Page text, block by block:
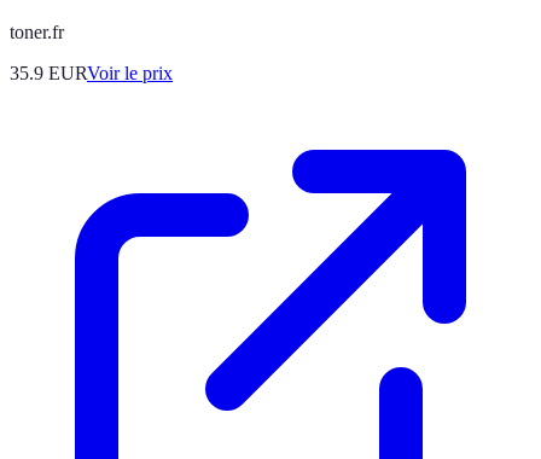
toner.fr
35.9 EURVoir le prix